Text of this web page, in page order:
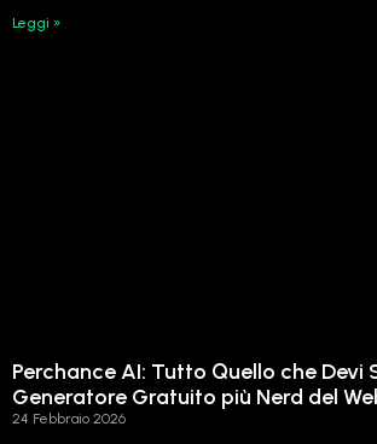
Leggi »
Perchance AI: Tutto Quello che Devi
Generatore Gratuito più Nerd del
24 Febbraio 2026